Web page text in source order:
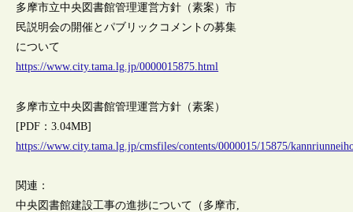
多摩市立中央図書館管理運営方針（素案）市
民説明会の開催とパブリックコメントの募集
について
https://www.city.tama.lg.jp/0000015875.html
多摩市立中央図書館管理運営方針（素案）
[PDF：3.04MB]
https://www.city.tama.lg.jp/cmsfiles/contents/0000015/15875/
関連：
中央図書館建設工事の進捗について（多摩市,